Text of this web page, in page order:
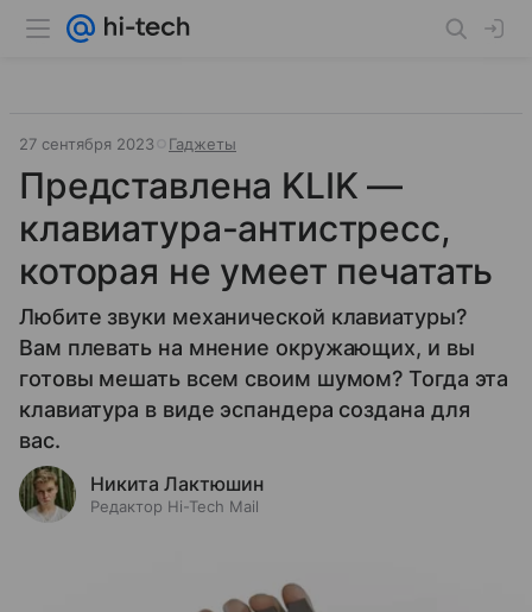
27 сентября 2023 Гаджеты
Представлена KLIK —
клавиатура-антистресс,
которая не умеет печатать
Любите звуки механической клавиатуры?
Вам плевать на мнение окружающих, и вы
готовы мешать всем своим шумом? Тогда эта
клавиатура в виде эспандера создана для
вас.
Никита Лактюшин
Редактор Hi-Tech Mail